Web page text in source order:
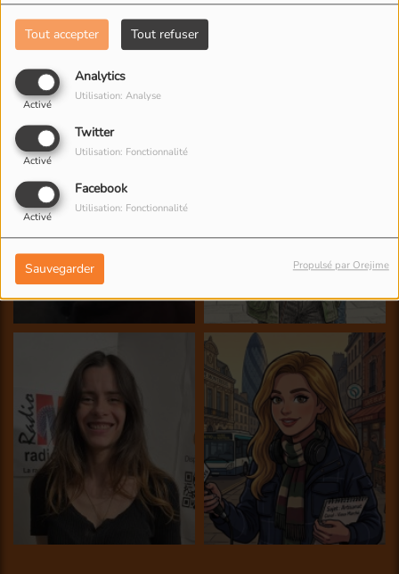
Tout accepter Tout refuser
Analytics
Activé
Utilisation: Analyse
Twitter
Activé
Utilisation: Fonctionnalité
Facebook
Activé
Utilisation: Fonctionnalité
Sauvegarder Propulsé par Orejime
L'ÉQUIPE DE RADIO M'S